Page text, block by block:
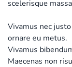
scelerisque
Vivamus nec
ornare eu metus.
Vivamus
Maecenas non